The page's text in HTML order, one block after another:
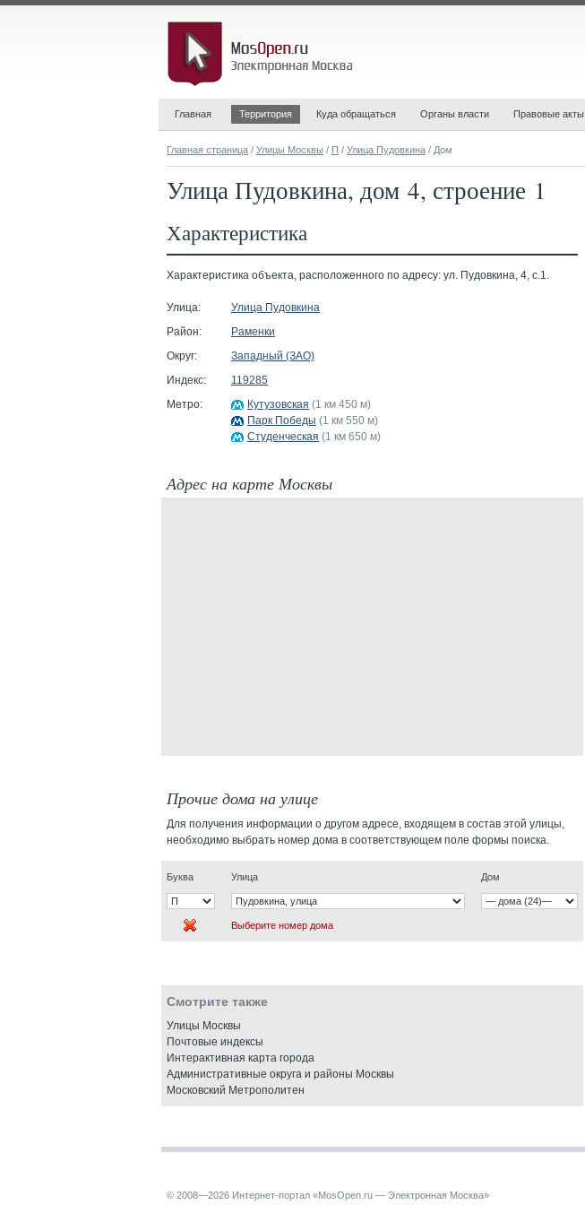
Главная Территория Куда обращаться Органы власти Правовые акты
Главная страница / Улицы Москвы / П / Улица Пудовкина / Дом
Улица Пудовкина, дом 4, строение 1
Характеристика
Характеристика объекта, расположенного по адресу: ул. Пудовкина, 4, с.1.
Улица:
Улица Пудовкина
Район:
Раменки
Округ:
Западный (ЗАО)
Индекс:
119285
Метро:
Кутузовская (1 км 450 м)
Парк Победы (1 км 550 м)
Студенческая (1 км 650 м)
Адрес на карте Москвы
Прочие дома на улице
Для получения информации о другом адресе, входящем в состав этой улицы,
необходимо выбрать номер дома в соответствующем поле формы поиска.
Буква Улица Дом
Выберите номер дома
Смотрите также
Улицы Москвы
Почтовые индексы
Интерактивная карта города
Административные округа и районы Москвы
Московский Метрополитен
© 2008—2026 Интернет-портал «MosOpen.ru — Электронная Москва»